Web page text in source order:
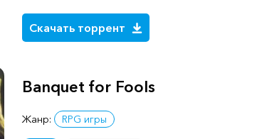
Скачать торрент
Banquet for Fools
Жанр: RPG игры